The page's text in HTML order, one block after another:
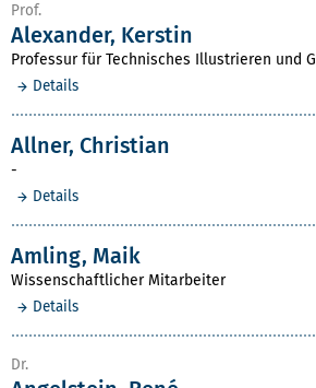
Prof.
Alexander, Kerstin
Professur für Technisches Illustrieren und
Details
Allner, Christian
-
Details
Amling, Maik
Wissenschaftlicher Mitarbeiter
Details
Dr.